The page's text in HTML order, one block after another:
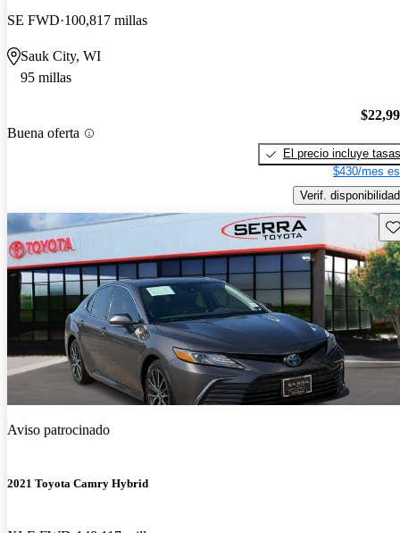
SE FWD 100,817 millas
Sauk City, WI
95 millas
Buena oferta
El precio incluye tasas
$430/mes
Verif. disponibilidad
Aviso patrocinado
2021 Toyota Camry Hybrid